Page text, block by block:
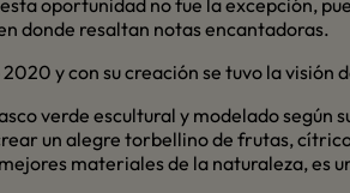
oportunidad no fue la excepción,
donde resaltan notas encantadoras.
y con su creación se tuvo la visión
verde escultural y modelado
un alegre torbellino de frutas,
materiales de la naturaleza, es